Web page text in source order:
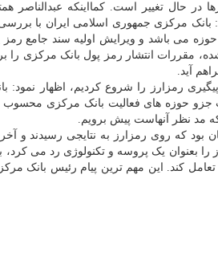
در حال تغییر است. کمااینکه عبدالناصر
بانک مرکزی جمهوری اسلامی ایران با
می باشد و ویرایش اولیه سند جامع رمز
مقررات انتشار رمز پول بانک مرکزی
آید.
رمزارز را شروع کردیم، اظهار نمود:
جزو حوزه های فعالیت بانک مرکزی
که مد نظر آنهاست پیش برویم.
که روی رمزارز به نتایجی رسیدند و
بعنوان یک پروسه و تکنولوژی رد می کرد،
کند. این مهم ترین پیام رئیس بانک